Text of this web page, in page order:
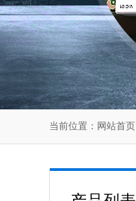
当前位置： 网站首页